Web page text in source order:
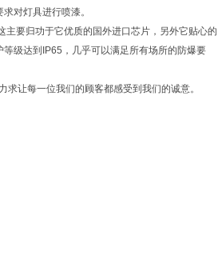
对灯具进行喷漆。
要归功于它优质的国外进口芯片，另外它贴心的
级达到IP65，几乎可以满足所有场所的防爆要
让每一位我们的顾客都感受到我们的诚意。